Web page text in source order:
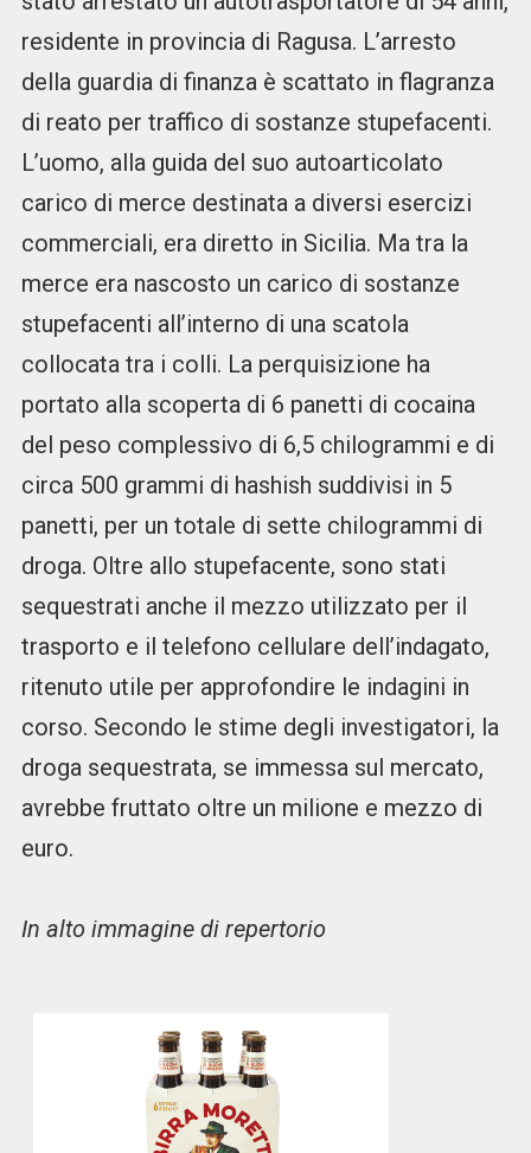
residente in provincia di Ragusa. L’arresto
della guardia di finanza è scattato in flagranza
di reato per traffico di sostanze stupefacenti.
L’uomo, alla guida del suo autoarticolato
carico di merce destinata a diversi esercizi
commerciali, era diretto in Sicilia. Ma tra la
merce era nascosto un carico di sostanze
stupefacenti all’interno di una scatola
collocata tra i colli. La perquisizione ha
portato alla scoperta di 6 panetti di cocaina
del peso complessivo di 6,5 chilogrammi e di
circa 500 grammi di hashish suddivisi in 5
panetti, per un totale di sette chilogrammi di
droga. Oltre allo stupefacente, sono stati
sequestrati anche il mezzo utilizzato per il
trasporto e il telefono cellulare dell’indagato,
ritenuto utile per approfondire le indagini in
corso. Secondo le stime degli investigatori, la
droga sequestrata, se immessa sul mercato,
avrebbe fruttato oltre un milione e mezzo di
euro.
In alto immagine di repertorio